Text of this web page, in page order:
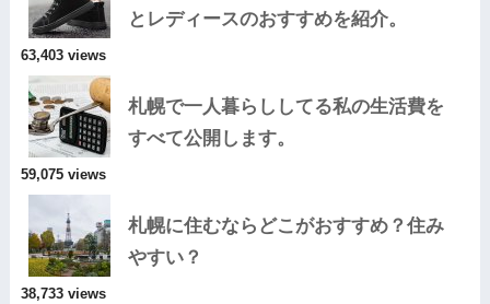
とレディースのおすすめを紹介。
63,403 views
札幌で一人暮らししてる私の生活費を
すべて公開します。
59,075 views
札幌に住むならどこがおすすめ？住み
やすい？
38,733 views